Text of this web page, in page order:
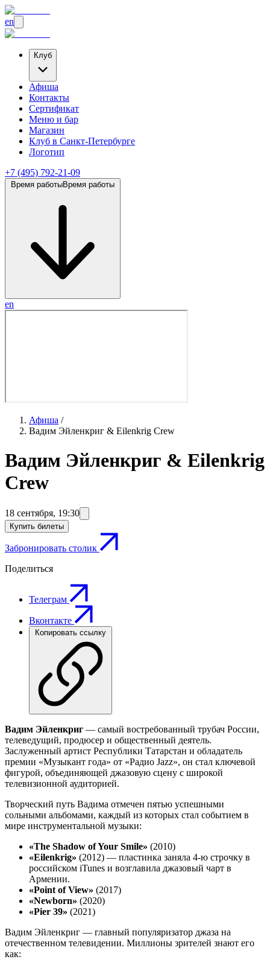
en
Клуб
Афиша
Контакты
Сертификат
Меню и бар
Магазин
Клуб в Санкт-Петербурге
Логотип
+7 (495) 792-21-09
Время работыВремя работы
en
Афиша /
Вадим Эйленкриг & Eilenkrig Crew
Вадим Эйленкриг & Eilenkrig
Crew
18 сентября, 19:30
Купить билеты
Забронировать столик
Поделиться
Телеграм
Вконтакте
Копировать ссылку
Вадим Эйленкриг — самый востребованный трубач России,
телеведущий, продюсер и общественный деятель.
Заслуженный артист Республики Татарстан и обладатель
премии «Музыкант года» от «Радио Jazz», он стал ключевой
фигурой, объединяющей джазовую сцену с широкой
телевизионной аудиторией.
Творческий путь Вадима отмечен пятью успешными
сольными альбомами, каждый из которых стал событием в
мире инструментальной музыки:
«The Shadow of Your Smile» (2010)
«Eilenkrig» (2012) — пластинка заняла 4-ю строчку в
российском iTunes и возглавила джазовый чарт в
Армении.
«Point of View» (2017)
«Newborn» (2020)
«Pier 39» (2021)
Вадим Эйленкриг — главный популяризатор джаза на
отечественном телевидении. Миллионы зрителей знают его
как: